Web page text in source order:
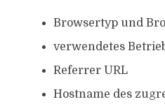
Browsertyp und
verwendetes
Referrer URL
Hostname des